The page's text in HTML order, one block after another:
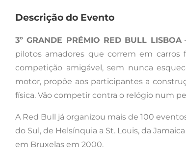
Descrição do Evento
3º GRANDE PRÉMIO RED BULL LISBOA
pilotos amadores que correm em carros
competição amigável, sem nunca
motor, propõe aos participantes a
física. Vão competir contra o relógio num
A Red Bull já organizou mais de 100
do Sul, de Helsínquia a St. Louis, da
em Bruxelas em 2000.